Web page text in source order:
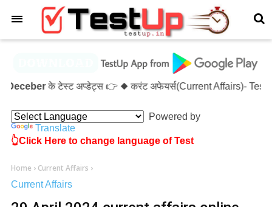
के टेस्ट अप्डेट्स 👉 ◆ करंट अफेयर्स(Current Affairs)- Test-
Powered by
Translate
👆Click Here to change language of Test
Home › Current Affairs ›
Current Affairs